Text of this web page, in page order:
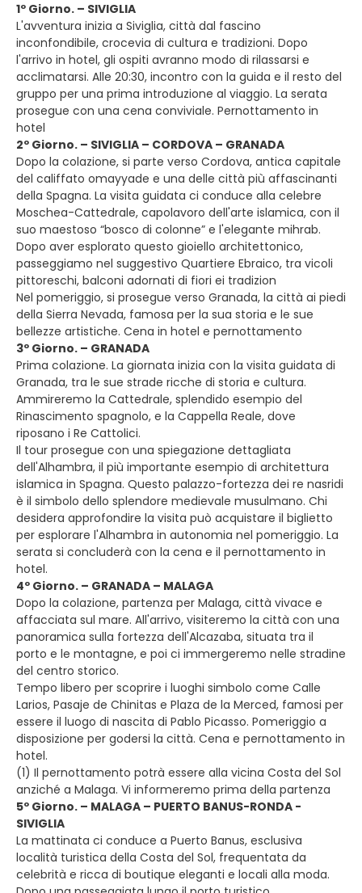
1º Giorno. – SIVIGLIA
L'avventura inizia a Siviglia, città dal fascino
inconfondibile, crocevia di cultura e tradizioni. Dopo
l'arrivo in hotel, gli ospiti avranno modo di rilassarsi e
acclimatarsi. Alle 20:30, incontro con la guida e il resto del
gruppo per una prima introduzione al viaggio. La serata
prosegue con una cena conviviale. Pernottamento in
hotel
2º Giorno. – SIVIGLIA – CORDOVA – GRANADA
Dopo la colazione, si parte verso Cordova, antica capitale
del califfato omayyade e una delle città più affascinanti
della Spagna. La visita guidata ci conduce alla celebre
Moschea-Cattedrale, capolavoro dell'arte islamica, con il
suo maestoso “bosco di colonne” e l'elegante mihrab.
Dopo aver esplorato questo gioiello architettonico,
passeggiamo nel suggestivo Quartiere Ebraico, tra vicoli
pittoreschi, balconi adornati di fiori ei tradizion
Nel pomeriggio, si prosegue verso Granada, la città ai piedi
della Sierra Nevada, famosa per la sua storia e le sue
bellezze artistiche. Cena in hotel e pernottamento
3º Giorno. – GRANADA
Prima colazione. La giornata inizia con la visita guidata di
Granada, tra le sue strade ricche di storia e cultura.
Ammireremo la Cattedrale, splendido esempio del
Rinascimento spagnolo, e la Cappella Reale, dove
riposano i Re Cattolici.
Il tour prosegue con una spiegazione dettagliata
dell'Alhambra, il più importante esempio di architettura
islamica in Spagna. Questo palazzo-fortezza dei re nasridi
è il simbolo dello splendore medievale musulmano. Chi
desidera approfondire la visita può acquistare il biglietto
per esplorare l'Alhambra in autonomia nel pomeriggio. La
serata si concluderà con la cena e il pernottamento in
hotel.
4º Giorno. – GRANADA – MALAGA
Dopo la colazione, partenza per Malaga, città vivace e
affacciata sul mare. All'arrivo, visiteremo la città con una
panoramica sulla fortezza dell'Alcazaba, situata tra il
porto e le montagne, e poi ci immergeremo nelle stradine
del centro storico.
Tempo libero per scoprire i luoghi simbolo come Calle
Larios, Pasaje de Chinitas e Plaza de la Merced, famosi per
essere il luogo di nascita di Pablo Picasso. Pomeriggio a
disposizione per godersi la città. Cena e pernottamento in
hotel.
(1) Il pernottamento potrà essere alla vicina Costa del Sol
anziché a Malaga. Vi informeremo prima della partenza
5º Giorno. – MALAGA – PUERTO BANUS-RONDA -
SIVIGLIA
La mattinata ci conduce a Puerto Banus, esclusiva
località turistica della Costa del Sol, frequentata da
celebrità e ricca di boutique eleganti e locali alla moda.